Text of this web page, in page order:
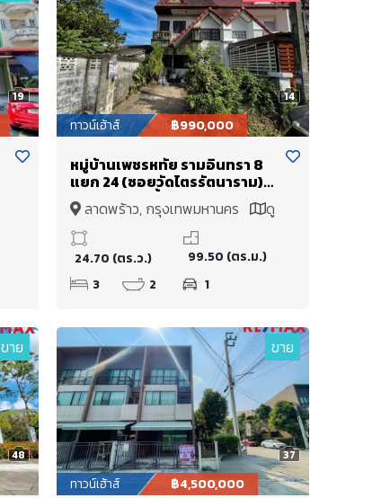
19 14
ทาวน์เฮ้าส์ ฿990,000
หมู่บ้านเพชรหทัย รามอินทรา 8
แยก 24 (ซอยวัดไตรรัตนาราม)
ทาวน์เฮ้าส์ 2 ชั้น ใกล้สถานี
รถไฟฟ้า รามอินทรา กม.4 เพียง 4
นาที เชื่อมต่อถนนรามอินทรา และ
ถนนลาดปลาเค้า
ลาดพร้าว, กรุงเทพมหานคร
ดู
แผนที่
24.70 (ตร.ว.)
99.50 (ตร.ม.)
3
2 1
48
ขาย
37
ขาย
ทาวน์เฮ้าส์ ฿4,500,000